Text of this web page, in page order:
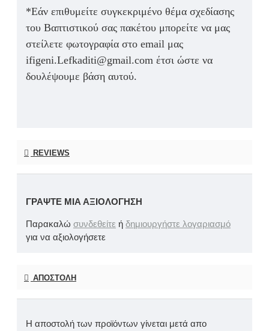
*Εάν επιθυμείτε συγκεκριμένο θέμα σχεδίασης
του Βαπτιστικού σας πακέτου μπορείτε να μας
στείλετε φωτογραφία στο email μας
ifigeni.Lefkaditi@gmail.com έτσι ώστε να
δουλέψουμε βάση αυτού.
REVIEWS
ΓΡΆΨΤΕ ΜΙΑ ΑΞΙΟΛΌΓΗΣΗ
Παρακαλώ συνδεθείτε ή δημιουργήστε λογαριασμό
για να αξιολογήσετε
ΑΠΟΣΤΟΛΉ
Η αποστολή των προϊόντων γίνεται μετά απο